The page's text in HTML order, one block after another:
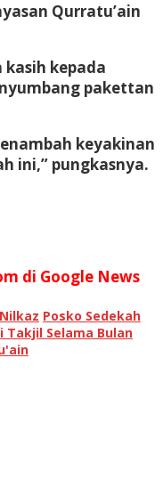
Qurratu’ain
kepada
pakettan
keyakinan
ini,” pungkasnya.
di Google News
Nilkaz Posko Sedekah
Takjil Selama Bulan